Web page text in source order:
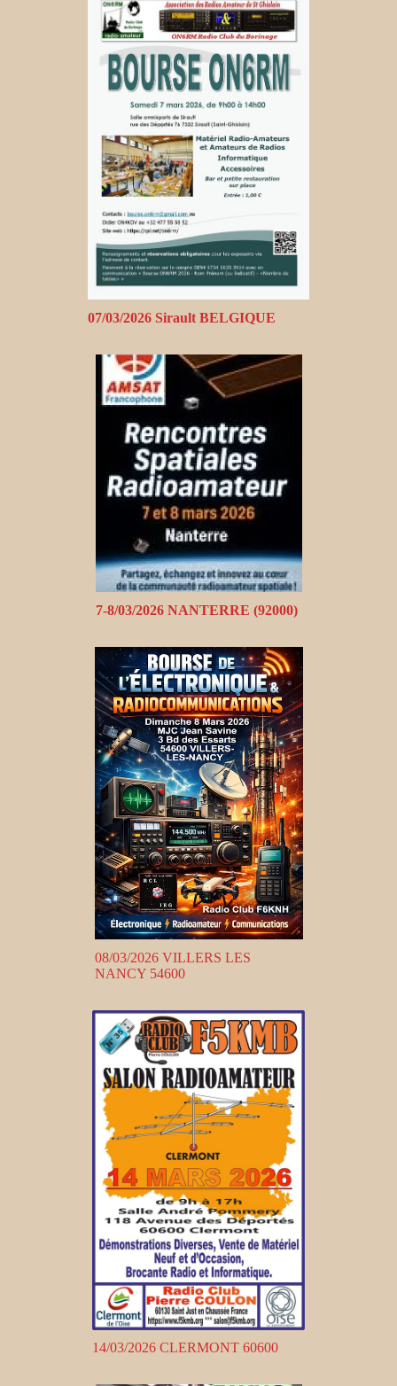
07/03/2026 Sirault BELGIQUE
7-8/03/2026 NANTERRE (92000)
08/03/2026 VILLERS LES
NANCY 54600
14/03/2026 CLERMONT 60600